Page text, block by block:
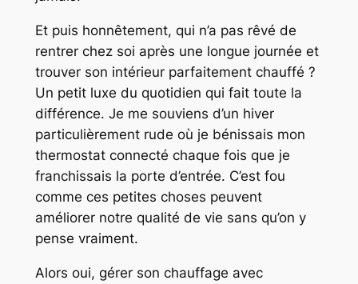
Et puis honnêtement, qui n’a pas rêvé de
rentrer chez soi après une longue journée et
trouver son intérieur parfaitement chauffé ?
Un petit luxe du quotidien qui fait toute la
différence. Je me souviens d’un hiver
particulièrement rude où je bénissais mon
thermostat connecté chaque fois que je
franchissais la porte d’entrée. C’est fou
comme ces petites choses peuvent
améliorer notre qualité de vie sans qu’on y
pense vraiment.
Alors oui, gérer son chauffage avec